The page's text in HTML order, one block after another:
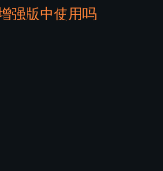
强版中使用吗